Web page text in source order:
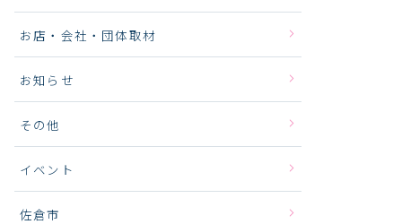
お店・会社・団体取材
お知らせ
その他
イベント
佐倉市